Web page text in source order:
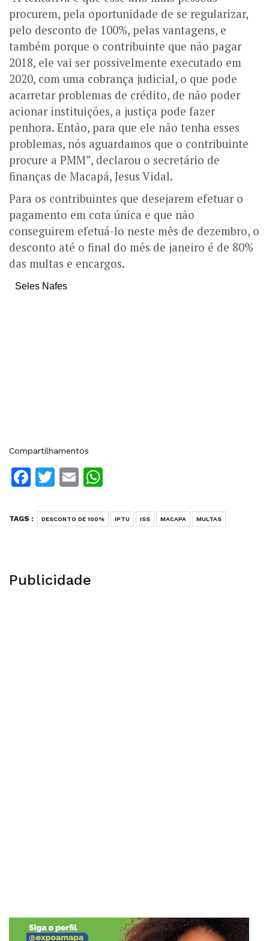
procurem, pela oportunidade de se regularizar,
pelo desconto de 100%, pelas vantagens, e
também porque o contribuinte que não pagar
2018, ele vai ser possivelmente executado em
2020, com uma cobrança judicial, o que pode
acarretar problemas de crédito, de não poder
acionar instituições, a justiça pode fazer
penhora. Então, para que ele não tenha esses
problemas, nós aguardamos que o contribuinte
procure a PMM”, declarou o secretário de
finanças de Macapá, Jesus Vidal.
Para os contribuintes que desejarem efetuar o
pagamento em cota única e que não
conseguirem efetuá-lo neste mês de dezembro, o
desconto até o final do mês de janeiro é de 80%
das multas e encargos.
Seles Nafes
Compartilhamentos
Facebook
Twitter
Email
TAGS : DESCONTO DE 100% IPTU ISS MACAPA MULTAS
Publicidade